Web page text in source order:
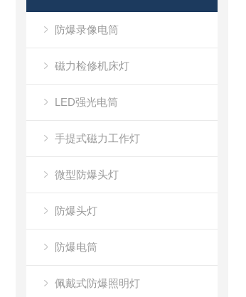
防爆录像电筒
磁力检修机床灯
LED强光电筒
手提式磁力工作灯
微型防爆头灯
防爆头灯
防爆电筒
佩戴式防爆照明灯